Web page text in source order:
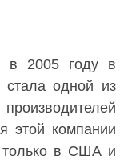
в 2005 году в
стала одной из
этой компании
только в США и